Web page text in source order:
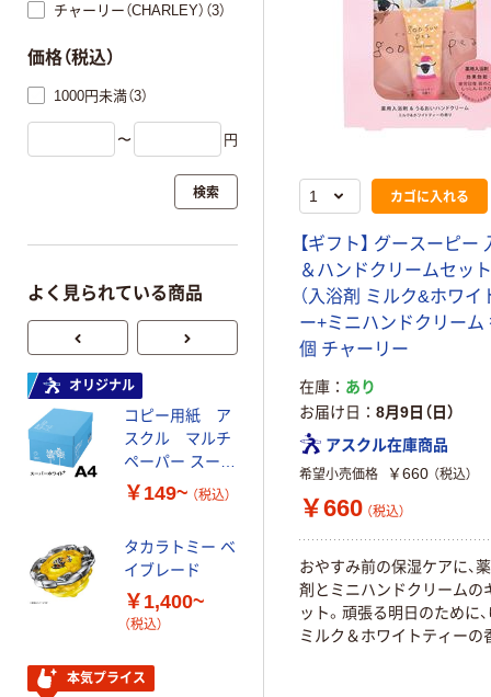
カゴに入れる
【ギフト】 グースーピー
＆ハンドクリームセッ
（入浴剤 ミルク&ホワイ
ー+ミニハンドクリーム
個 チャーリー
在庫
あり
お届け日
8月9日（日）
アスクル在庫商品
希望小売価格 ￥660 （税込）
￥660 （税込）
おやすみ前の保湿ケアに、
剤とミニハンドクリームの
ット。頑張る明日のために
ミルク＆ホワイトティーの
チャーリー（CHARLEY）（3）
価格（税込）
1000円未満（3）
〜 円
検索
よく見られている商品
オリジナル
コピー用紙 ア
スクル マルチ
ペーパー スーパ
ーホワイト+
￥149~ （税込）
タカラトミー ベ
イブレード
￥1,400~
（税込）
本気プライス
オリジナル
ゴミ袋 エコノミ
ータイプ 乳白半
プ 詰替用 バイ
オマス素材10％
乾電池 単3
形 アルカリ乾
電池 北欧パッ